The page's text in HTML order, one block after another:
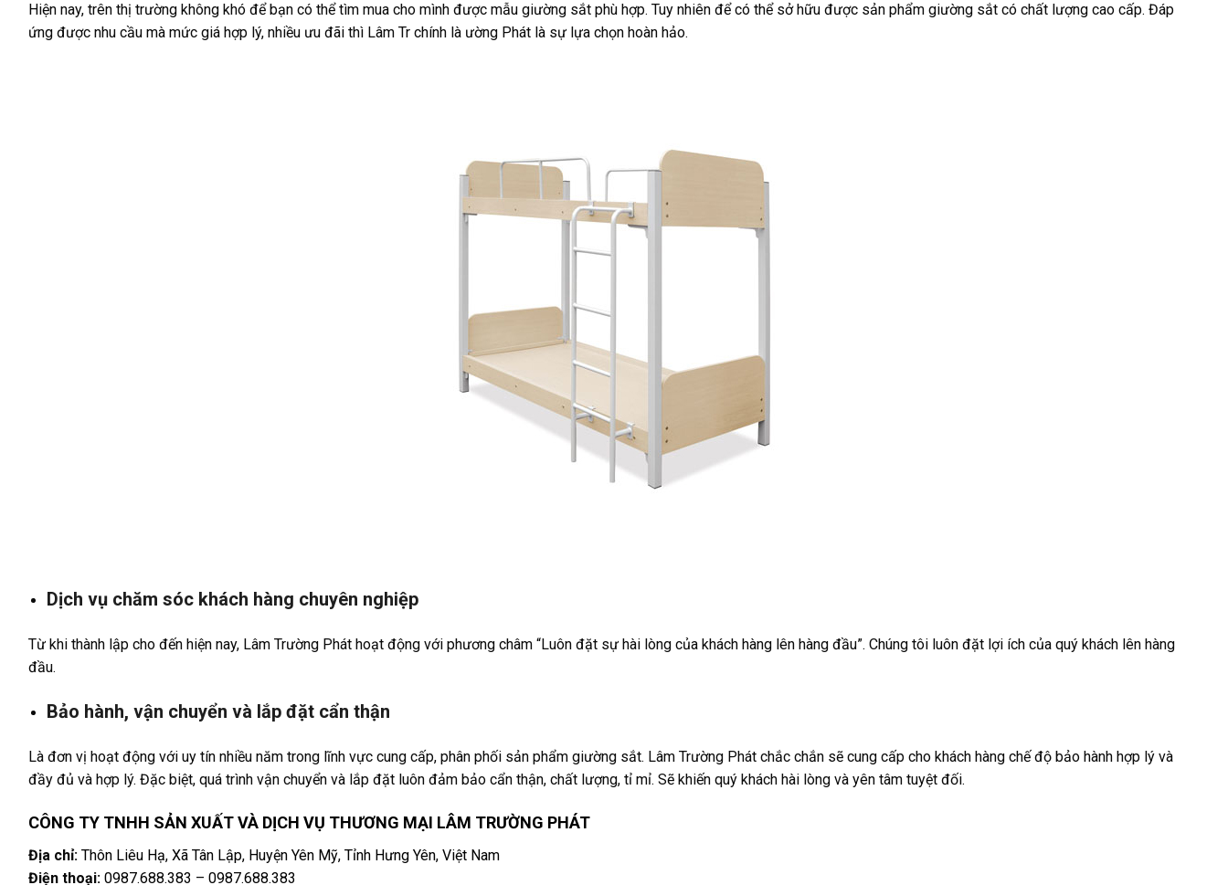
Hiện nay, trên thị trường không khó để bạn có thể tìm mua cho mình được mẫu giường sắt phù hợp. Tuy nhiên để có thể sở hữu được sản phẩm giường sắt có chất lượng cao cấp. Đáp
ứng được nhu cầu mà mức giá hợp lý, nhiều ưu đãi thì Lâm Tr chính là ường Phát là sự lựa chọn hoàn hảo.
Dịch vụ chăm sóc khách hàng chuyên nghiệp
Từ khi thành lập cho đến hiện nay, Lâm Trường Phát hoạt động với phương châm “Luôn đặt sự hài lòng của khách hàng lên hàng đầu”. Chúng tôi luôn đặt lợi ích của quý khách lên hàng
đầu.
Bảo hành, vận chuyển và lắp đặt cẩn thận
Là đơn vị hoạt động với uy tín nhiều năm trong lĩnh vực cung cấp, phân phối sản phẩm giường sắt. Lâm Trường Phát chắc chắn sẽ cung cấp cho khách hàng chế độ bảo hành hợp lý và
đầy đủ và hợp lý. Đặc biệt, quá trình vận chuyển và lắp đặt luôn đảm bảo cẩn thận, chất lượng, tỉ mỉ. Sẽ khiến quý khách hài lòng và yên tâm tuyệt đối.
CÔNG TY TNHH SẢN XUẤT VÀ DỊCH VỤ THƯƠNG MẠI LÂM TRƯỜNG PHÁT
Địa chỉ: Thôn Liêu Hạ, Xã Tân Lập, Huyện Yên Mỹ, Tỉnh Hưng Yên, Việt Nam
Điện thoại: 0987.688.383 – 0987.688.383